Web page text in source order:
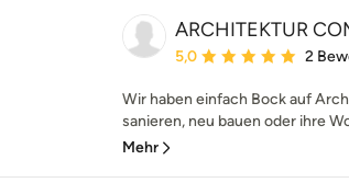
ARCHITEKTUR
Durchschnittliche
5,0 2
Wir haben einfach Bock auf
sanieren, neu bauen oder ihre
Mehr